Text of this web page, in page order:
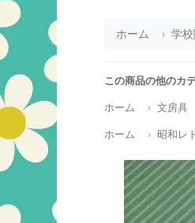
ホーム 学
この商品の他のカ
ホーム 文房具
ホーム 昭和レ